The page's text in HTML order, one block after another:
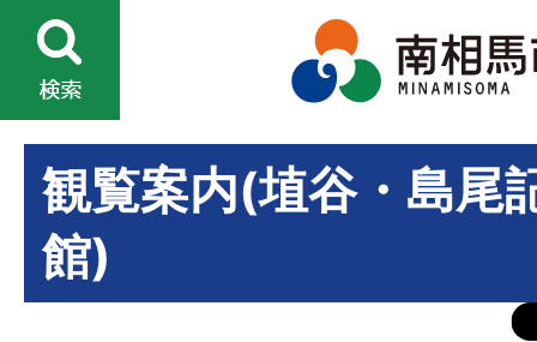
観覧案内(埴谷・島尾
館)